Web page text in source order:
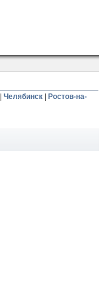
Челябинск|
Ростов-на-